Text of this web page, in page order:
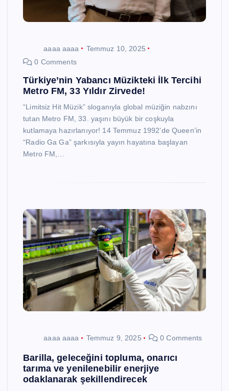
aaaa aaaa
Temmuz 10, 2025
0 Comments
Türkiye’nin Yabancı Müzikteki İlk Tercihi
Metro FM, 33 Yıldır Zirvede!
“Limitsiz Hit Müzik” sloganıyla global müziğin nabzını
tutan Metro FM, 33. yaşını büyük bir coşkuyla
kutlamaya hazırlanıyor! 14 Temmuz 1992’de Queen’in
“Radio Ga Ga” şarkısıyla yayın hayatına başlayan
Metro FM,…
aaaa aaaa Temmuz 9, 2025 0 Comments
Barilla, geleceğini topluma, onarıcı
tarıma ve yenilenebilir enerjiye
odaklanarak şekillendirecek